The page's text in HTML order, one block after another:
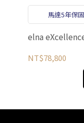
馬達5年保
elna
NT$78,800